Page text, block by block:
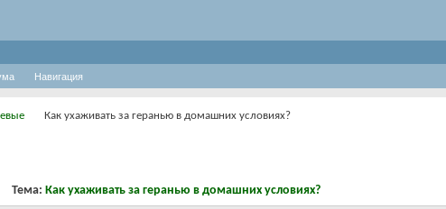
Навигация
Как ухаживать за геранью в домашних условиях?
Тема: Как ухаживать за геранью в домашних условиях?